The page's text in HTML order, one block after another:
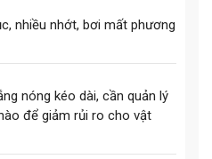
nhiều nhớt, bơi mất phương
nóng kéo dài, cần quản lý
để giảm rủi ro cho vật